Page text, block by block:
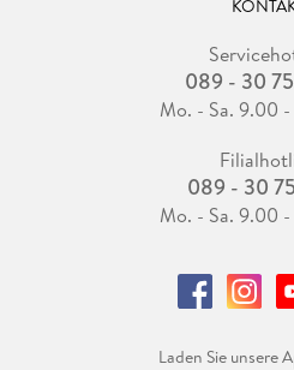
089 - 30
Mo. - Sa. 9.00
089 - 30
Mo. - Sa. 9.00
Laden Sie unsere